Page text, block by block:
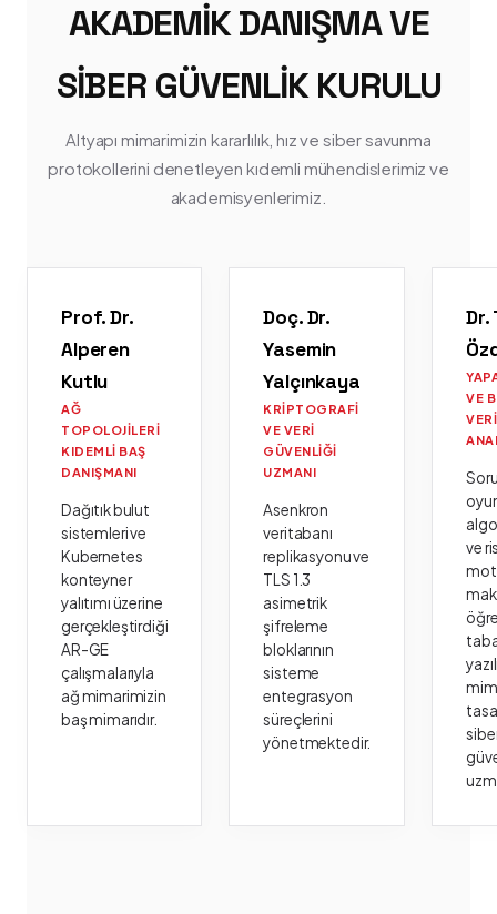
AKADEMIK DANIŞMA VE
SIBER GÜVENLIK KURULU
Altyapı mimarimizin kararlılık, hız ve siber savunma
protokollerini denetleyen kıdemli mühendislerimiz ve
akademisyenlerimiz.
Prof. Dr.
Alperen
Kutlu
AĞ
TOPOLOJILERI
KIDEMLI BAŞ
DANIŞMANI
Dağıtık bulut
sistemleri ve
Kubernetes
konteyner
yalıtımı üzerine
gerçekleştirdiği
AR-GE
çalışmalarıyla
ağ mimarimizin
baş mimarıdır.
Doç. Dr.
Yasemin
Yalçınkaya
KRIPTOGRAFI
VE VERI
GÜVENLIĞI
UZMANI
Asenkron
veritabanı
replikasyonu ve
TLS 1.3
asimetrik
şifreleme
bloklarının
sisteme
entegrasyon
süreçlerini
yönetmektedir.
Dr.
VE
VERI
ve